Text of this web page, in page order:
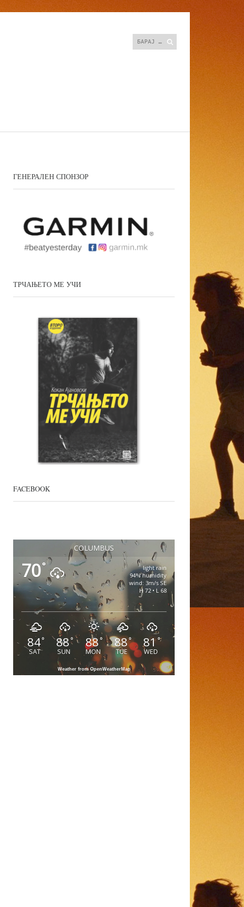
Search
ГЕНЕРАЛЕН СПОНЗОР
ТРЧАЊЕТО МЕ УЧИ
FACEBOOK
COLUMBUS
70°
light rain
94% humidity
wind: 3m/s SE
H 72 • L 68
84°
SAT
88 °
SUN
88°
MON
88°
TUE
81°
WED
Weather from OpenWeatherMap